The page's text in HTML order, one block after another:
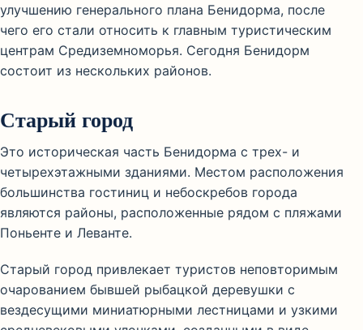
улучшению генерального плана Бенидорма, после
чего его стали относить к главным туристическим
центрам Средиземноморья. Сегодня Бенидорм
состоит из нескольких районов.
Старый город
Это историческая часть Бенидорма с трех- и
четырехэтажными зданиями. Местом расположения
большинства гостиниц и небоскребов города
являются районы, расположенные рядом с пляжами
Поньенте и Леванте.
Старый город привлекает туристов неповторимым
очарованием бывшей рыбацкой деревушки с
вездесущими миниатюрными лестницами и узкими